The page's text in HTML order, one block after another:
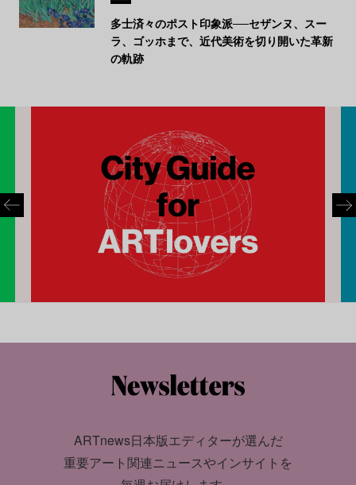
多士済々のポスト印象派──セザンヌ、スー
ラ、ゴッホまで、近代美術を切り開いた革新
の軌跡
ARTnews日本版エディターが選んだ
重要アート関連ニュースやインサイトを